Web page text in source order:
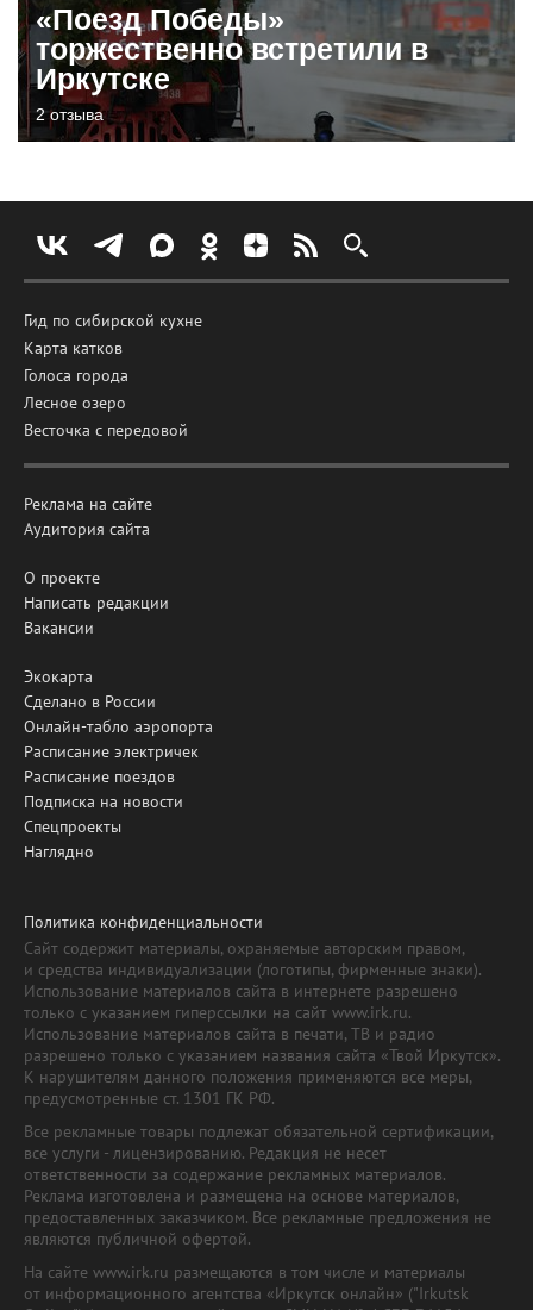
«Поезд Победы»
торжественно встретили в
Иркутске
2 отзыва
Гид по сибирской кухне
Карта катков
Голоса города
Лесное озеро
Весточка с передовой
Реклама на сайте
Аудитория сайта
О проекте
Написать редакции
Вакансии
Экокарта
Сделано в России
Онлайн-табло аэропорта
Расписание электричек
Расписание поездов
Подписка на новости
Спецпроекты
Наглядно
Политика конфиденциальности
Сайт содержит материалы, охраняемые авторским правом,
и средства индивидуализации (логотипы, фирменные знаки).
Использование материалов сайта в интернете разрешено
только с указанием гиперссылки на сайт www.irk.ru.
Использование материалов сайта в печати, ТВ и радио
разрешено только с указанием названия сайта «Твой Иркутск».
К нарушителям данного положения применяются все меры,
предусмотренные ст. 1301 ГК РФ.
Все рекламные товары подлежат обязательной сертификации,
все услуги - лицензированию. Редакция не несет
ответственности за содержание рекламных материалов.
Реклама изготовлена и размещена на основе материалов,
предоставленных заказчиком. Все рекламные предложения не
являются публичной офертой.
На сайте www.irk.ru размещаются в том числе и материалы
от информационного агентства «Иркутск онлайн» ("Irkutsk